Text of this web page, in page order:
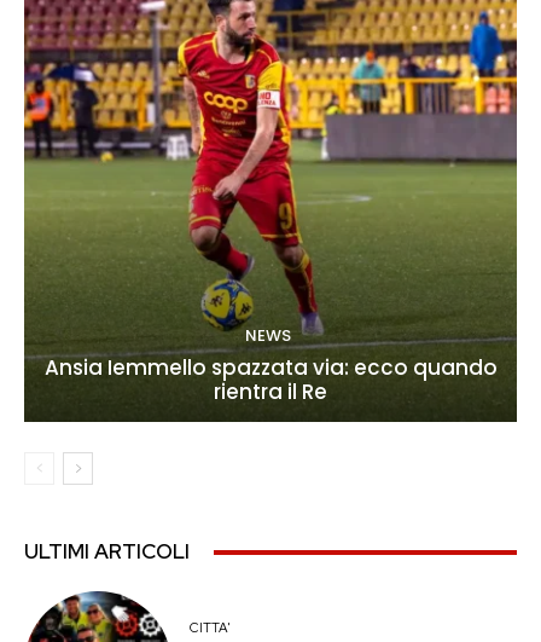
NEWS
Ansia Iemmello spazzata via: ecco quando
rientra il Re
ULTIMI ARTICOLI
CITTA'